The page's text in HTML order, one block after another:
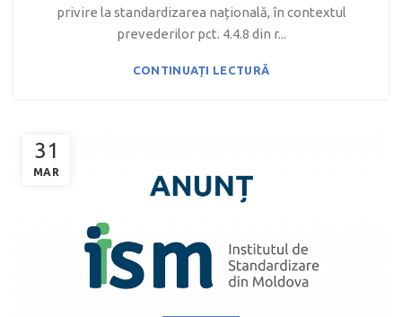
privire la standardizarea națională, în contextul
prevederilor pct. 4.4.8 din r...
CONTINUAȚI LECTURĂ
31
MAR